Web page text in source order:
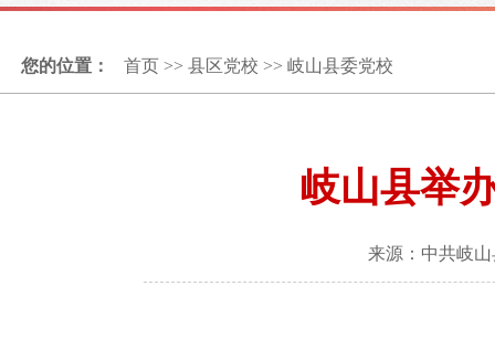
您的位置： 首页>> 县区党校 >> 岐山县委党校
岐山县举
来源：中共岐